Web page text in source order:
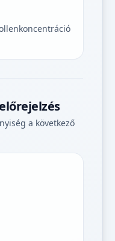
a következő